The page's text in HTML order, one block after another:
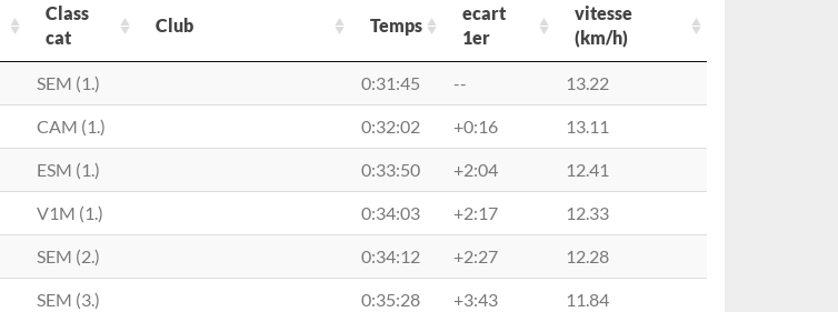
Class
cat
Club Temps
ecart
1er
vitesse
(km/h)
Class
Temps
vitesse
SEM (1.) 0:31:45 -- 13.22
CAM (1.) 0:32:02 +0:16 13.11
ESM (1.) 0:33:50 +2:04 12.41
V1M (1.) 0:34:03 +2:17 12.33
SEM (2.) 0:34:12 +2:27 12.28
SEM (3.) 0:35:28 +3:43 11.84